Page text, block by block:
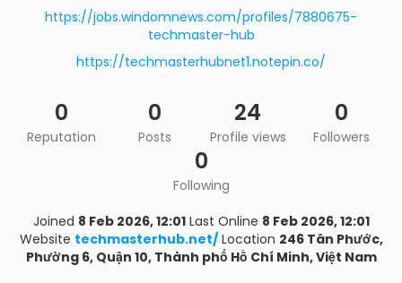
https://jobs.windomnews.com/profiles/7880675-
techmaster-hub
https://techmasterhubnet1.notepin.co/
0
Reputation
0
Posts
24
Profile views
0
Followers
0
Following
Joined 8 Feb 2026, 12:01 Last Online 8 Feb 2026, 12:01
Website techmasterhub.net/ Location 246 Tân Phước,
Phường 6, Quận 10, Thành phố Hồ Chí Minh, Việt Nam